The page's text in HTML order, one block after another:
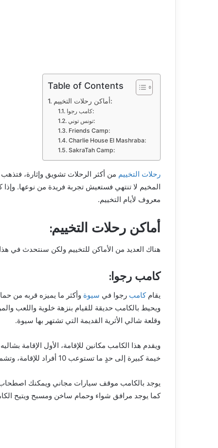
Table of Contents
أماكن رحلات التخييم:
كامب رجوا:
تونس توني:
Friends Camp:
Charlie House El Mashraba:
SakraTah Camp:
رحلات التخييم من أكثر الرحلات تشويق وإثارة،
المخيم لا تنتهي فستعيش تجربة فريدة من نوعها.
معروف لأيام التخييم.
أماكن رحلات التخييم:
هناك العديد من الأماكن للتخييم ولكن سنتحدث في هذا
كامب رجوا:
يقامكامب رجوا في سيوة وأكثر ما يميزه قربه من
ويحيط بالكامب حديقة للقيام بنزهة خلوية واللعب
وقلعة شالي الأثرية القديمة التي تشتهر بها سيوة.
ويقدم هذا الكامب مكانين للإقامة، الأول الإقامة
خيمة كبيرة إلى حدٍ ما تستوعب 10 أفراد للإقامة، وتشمل الإقامة وجبة الإفطار في كل صباح.
يوجد بالكامب موقف سيارات مجاني ويمكنك اصطحاب
كما يوجد مرافق شواء وحمام ساخن ومسبح ويتيح